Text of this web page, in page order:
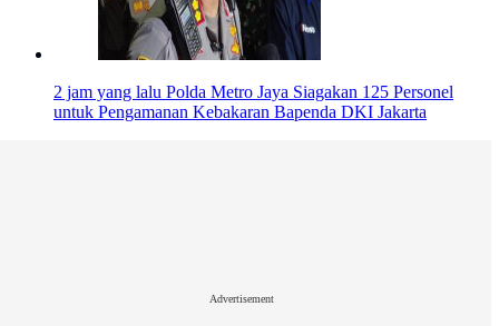
2 jam yang lalu Polda Metro Jaya Siagakan 125 Personel
untuk Pengamanan Kebakaran Bapenda DKI Jakarta
Advertisement